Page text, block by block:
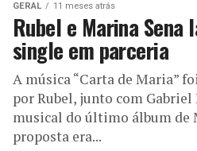
GERAL 11 meses atrás
Rubel e Marina Sena
single em parceria
A música “Carta de Maria”
por Rubel, junto com
musical do último álbum de
proposta era...